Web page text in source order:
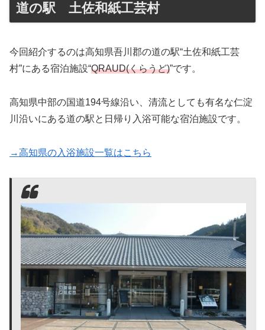
道の駅 土佐和紙工芸村
今回紹介するのは高知県吾川郡の道の駅“土佐和紙工芸
村”にある宿泊施設“QRAUD(くらうど)”です。
高知県中部の国道194号線沿い、清流としても有名な仁淀
川沿いにある道の駅と日帰り入浴可能な宿泊施設です。
→高知県の入浴施設一覧はこちら